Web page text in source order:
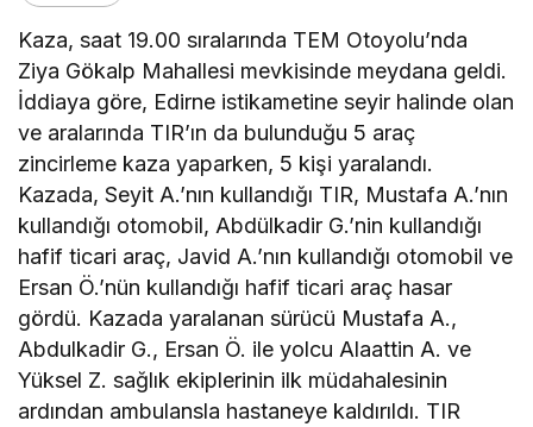
Kaza, saat 19.00 sıralarında TEM Otoyolu’nda
Ziya Gökalp Mahallesi mevkisinde meydana geldi.
İddiaya göre, Edirne istikametine seyir halinde olan
ve aralarında TIR’ın da bulunduğu 5 araç
zincirleme kaza yaparken, 5 kişi yaralandı.
Kazada, Seyit A.’nın kullandığı TIR, Mustafa A.’nın
kullandığı otomobil, Abdülkadir G.’nin kullandığı
hafif ticari araç, Javid A.’nın kullandığı otomobil ve
Ersan Ö.’nün kullandığı hafif ticari araç hasar
gördü. Kazada yaralanan sürücü Mustafa A.,
Abdulkadir G., Ersan Ö. ile yolcu Alaattin A. ve
Yüksel Z. sağlık ekiplerinin ilk müdahalesinin
ardından ambulansla hastaneye kaldırıldı. TIR